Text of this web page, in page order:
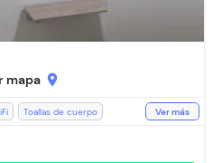
mapa location_on
Toallas de cuerpo
Ver más